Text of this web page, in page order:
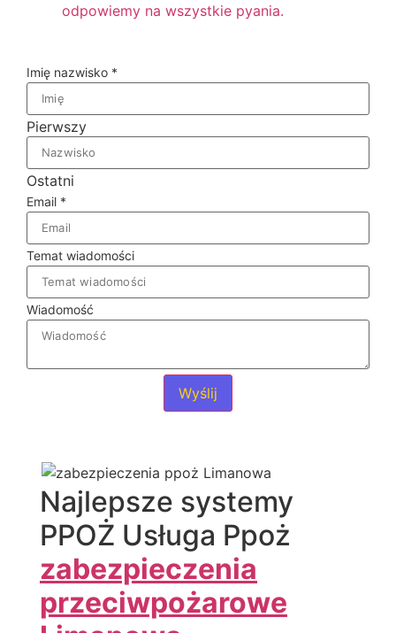
Imię nazwisko *
Pierwszy
Ostatni
Email *
Temat wiadomości
Wiadomość
Wyślij
odpowiemy na wszystkie pyania.
Najlepsze systemy
PPOŻ Usługa Ppoż
zabezpieczenia
przeciwpożarowe